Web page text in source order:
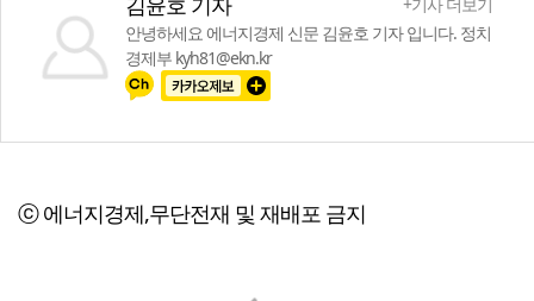
안녕하세요 에너지경제 신문 김윤호 기자 입니다. 정치
경제부 kyh81@ekn.kr
ⓒ 에너지경제,무단전재 및 재배포 금지